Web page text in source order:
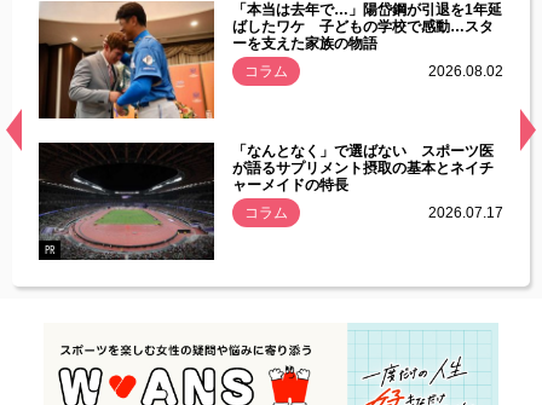
常
「本当は去年で…」陽岱鋼が引退を1年延
ばしたワケ 子どもの学校で感動…スタ
ーを支えた家族の物語
コラム
2026.08.02
PR
「なんとなく」で選ばない スポーツ医
が語るサプリメント摂取の基本とネイチ
ャーメイドの特長
コラム
2026.07.17